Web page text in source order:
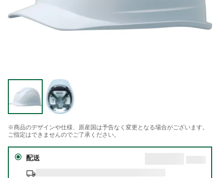
※商品のデザインや仕様、原産国は予告なく変更となる場合がございます。
ご指定はできませんのでご了承ください。
配送